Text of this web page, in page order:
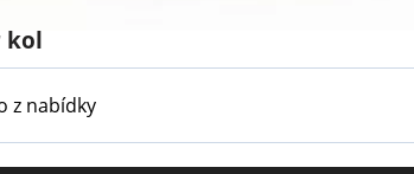
kol
z nabídky